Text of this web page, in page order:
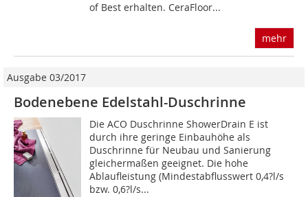
of Best erhalten. CeraFloor...
mehr
Ausgabe 03/2017
Bodenebene Edelstahl-Duschrinne
Die ACO Duschrinne ShowerDrain E ist
durch ihre geringe Einbauhöhe als
Duschrinne für Neubau und Sanierung
gleichermaßen geeignet. Die hohe
Ablaufleistung (Mindestabflusswert 0,4?l/s
bzw. 0,6?l/s...